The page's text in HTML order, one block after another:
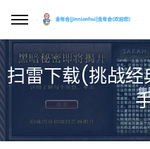
扫雷下载(挑战